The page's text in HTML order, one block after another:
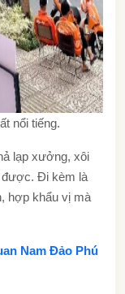
nổi tiếng.
lạp xưởng, xôi
được. Đi kèm là
hợp khẩu vị mà
Nam Đảo Phú